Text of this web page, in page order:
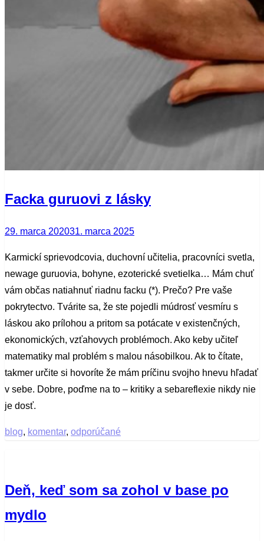
Facka guruovi z lásky
Posted
29. marca 202031. marca 2025
Karmickí sprievodcovia, duchovní učitelia, pracovníci svetla,
newage guruovia, bohyne, ezoterické svetielka… Mám chuť
vám občas natiahnuť riadnu facku (*). Prečo? Pre vaše
pokrytectvo. Tvárite sa, že ste pojedli múdrosť vesmíru s
láskou ako prílohou a pritom sa potácate v existenčných,
ekonomických, vzťahovych problémoch. Ako keby učiteľ
matematiky mal problém s malou násobilkou. Ak to čítate,
takmer určite si hovoríte že mám príčinu svojho hnevu hľadať
v sebe. Dobre, poďme na to – kritiky a sebareflexie nikdy nie
je dosť.
blog, komentar, odporúčané
Deň, keď som sa zohol v base po
mydlo